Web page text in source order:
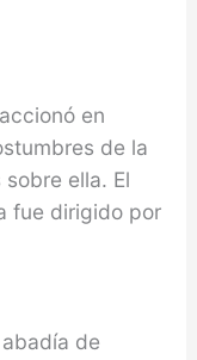
en
de la
ella. El
fue dirigido por
de